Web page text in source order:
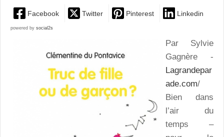
Facebook Twitter Pinterest Linkedin
powered by social2s
Par Sylvie
Gagnère -
Lagrandepar
ade.com/
Bien dans
l’air du
temps –